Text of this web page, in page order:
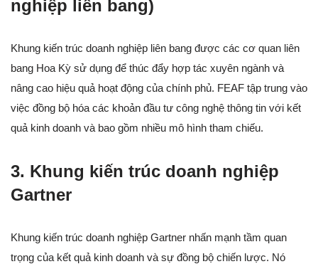
nghiệp liên bang)
Khung kiến trúc doanh nghiệp liên bang được các cơ quan liên
bang Hoa Kỳ sử dụng để thúc đẩy hợp tác xuyên ngành và
nâng cao hiệu quả hoạt động của chính phủ. FEAF tập trung vào
việc đồng bộ hóa các khoản đầu tư công nghệ thông tin với kết
quả kinh doanh và bao gồm nhiều mô hình tham chiếu.
3. Khung kiến trúc doanh nghiệp
Gartner
Khung kiến trúc doanh nghiệp Gartner nhấn mạnh tầm quan
trọng của kết quả kinh doanh và sự đồng bộ chiến lược. Nó